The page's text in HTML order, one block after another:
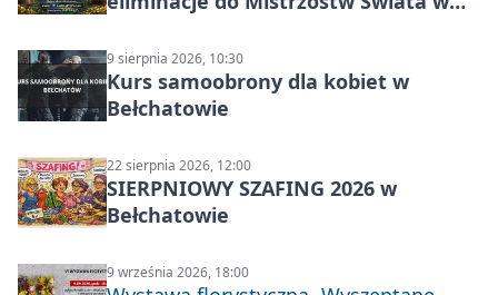
9 sierpnia 2026, 10:30
Kurs samoobrony dla kobiet w
Bełchatowie
22 sierpnia 2026, 12:00
SIERPNIOWY SZAFING 2026 w
Bełchatowie
9 września 2026, 18:00